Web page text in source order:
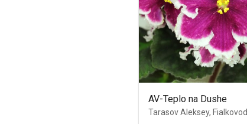
AV-Teplo na Dushe
Tarasov Aleksey, Fialkovod